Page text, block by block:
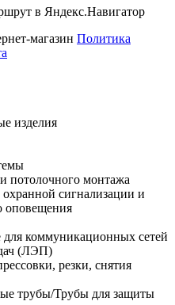
в Яндекс.Навигатор
магазин Политика
изделия
потолочного монтажа
сигнализации и
оповещения
коммуникационных сетей
(ЛЭП)
резки, снятия
трубы/Трубы для защиты